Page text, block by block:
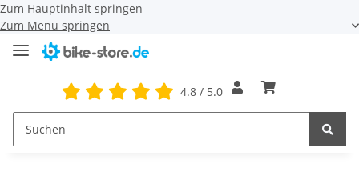
Zum Hauptinhalt springen
Zum Menü springen
4.8 / 5.0